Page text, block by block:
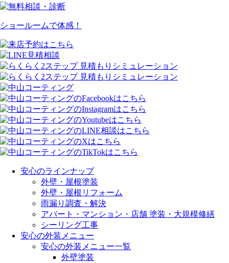
ショールームで体感！
安心のラインナップ
外壁・屋根塗装
外壁・屋根リフォーム
雨漏り調査・解決
アパート・マンション・店舗 塗装・大規模修繕
シーリング工事
安心の外装メニュー
安心の外装メニュー一覧
外壁塗装